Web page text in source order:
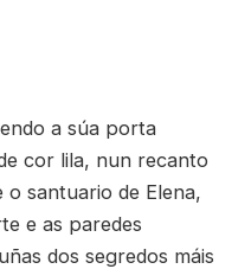
a súa porta
cor lila, nun recanto
o santuario de Elena,
e as paredes
dos segredos máis